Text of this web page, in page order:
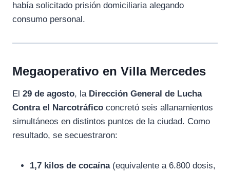
había solicitado prisión domiciliaria alegando
consumo personal.
Megaoperativo en Villa Mercedes
El 29 de agosto, la Dirección General de Lucha
Contra el Narcotráfico concretó seis allanamientos
simultáneos en distintos puntos de la ciudad. Como
resultado, se secuestraron:
1,7 kilos de cocaína(equivalente a 6.800 dosis,